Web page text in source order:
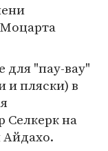
для "пау-вау"
и пляски) в
Селкерк на